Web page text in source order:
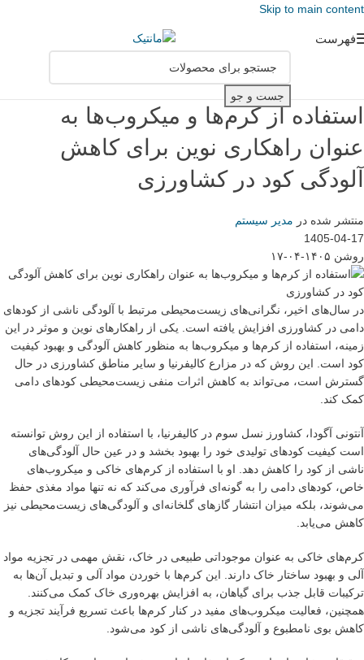
Skip to main content
فهرست
جست و جو
استفاده از کرم‌ها و میکروب‌ها به
عنوان راهکاری نوین برای کاهش
آلودگی کود در کشاورزی
منتشر شده در مدیر سیستم
1405-04-17
روشن ۱۴۰۵-۰۴-۱۷
در سال‌های اخیر، نگرانی‌های زیست‌محیطی مرتبط با آلودگی ناشی از کودهای
دامی در کشاورزی افزایش یافته است. یکی از راهکارهای نوین و موثر در این
زمینه، استفاده از کرم‌ها و میکروب‌ها به منظور کاهش آلودگی و بهبود کیفیت
کود است. این روش که در مزارع کالیفرنیا و سایر مناطق کشاورزی در حال
گسترش است، می‌تواند به کاهش اثرات منفی زیست‌محیطی کودهای دامی
کمک کند.
آنتونی آگودا، کشاورز نسل سوم در کالیفرنیا، با استفاده از این روش توانسته
است کیفیت کودهای تولیدی خود را بهبود بخشد و در عین حال آلودگی‌های
ناشی از کود را کاهش دهد. او با استفاده از کرم‌های خاکی و میکروب‌های
خاص، کودهای دامی را به گونه‌ای فرآوری می‌کند که نه تنها مواد مغذی حفظ
می‌شوند، بلکه میزان انتشار گازهای گلخانه‌ای و آلودگی‌های زیست‌محیطی نیز
کاهش می‌یابد.
کرم‌های خاکی به عنوان موجوداتی طبیعی در خاک، نقش مهمی در تجزیه مواد
آلی و بهبود ساختار خاک دارند. این کرم‌ها با خوردن مواد آلی و تبدیل آن‌ها به
ترکیبات قابل جذب برای گیاهان، به افزایش بهره‌وری خاک کمک می‌کنند.
همچنین، فعالیت میکروب‌های مفید در کنار کرم‌ها باعث تسریع فرآیند تجزیه و
کاهش بوی نامطبوع و آلودگی‌های ناشی از کود می‌شود.